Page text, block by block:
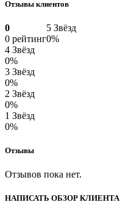
Отзывы клиентов
0
0 рейтинг
5 Звёзд
0%
4 Звёзд
0%
3 Звёзд
0%
2 Звёзд
0%
1 Звёзд
0%
Отзывы
Отзывов пока нет.
НАПИСАТЬ ОБЗОР КЛИЕНТА